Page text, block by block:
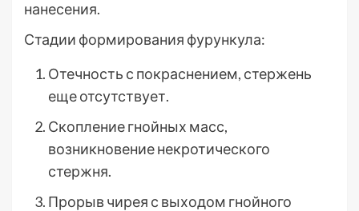
нанесения.
Стадии формирования фурункула:
Отечность с покраснением, стержень
еще отсутствует.
Скопление гнойных масс,
возникновение некротического
стержня.
Прорыв чирея с выходом гнойного